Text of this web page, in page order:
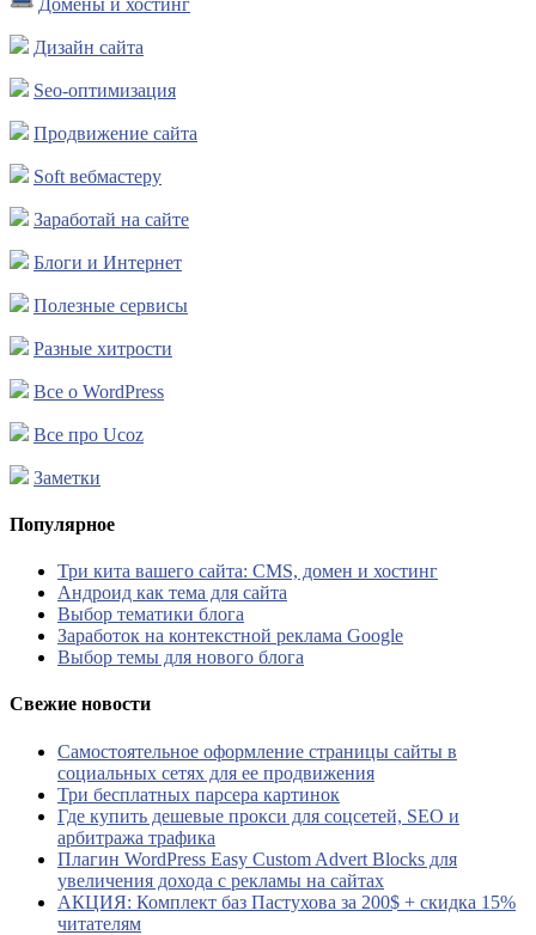
Дизайн сайта
Seo-оптимизация
Продвижение сайта
Soft вебмастеру
Заработай на сайте
Блоги и Интернет
Полезные сервисы
Разные хитрости
Все о WordPress
Все про Ucoz
Заметки
Популярное
Три кита вашего сайта: CMS, домен и хостинг
Андроид как тема для сайта
Выбор тематики блога
Заработок на контекстной реклама Google
Выбор темы для нового блога
Свежие новости
Самостоятельное оформление страницы сайты в
социальных сетях для ее продвижения
Три бесплатных парсера картинок
Где купить дешевые прокси для соцсетей, SEO и
арбитража трафика
Плагин WordPress Easy Custom Advert Blocks для
увеличения дохода с рекламы на сайтах
АКЦИЯ: Комплект баз Пастухова за 200$ + скидка 15%
читателям